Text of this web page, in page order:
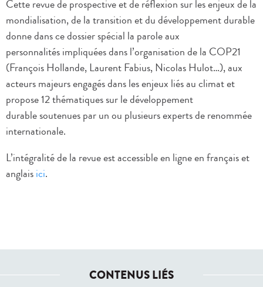
Cette revue de prospective et de réflexion sur les enjeux de la
mondialisation, de la transition et du développement durable
donne dans ce dossier spécial la parole aux
personnalités impliquées dans l’organisation de la COP21
(François Hollande, Laurent Fabius, Nicolas Hulot…), aux
acteurs majeurs engagés dans les enjeux liés au climat et
propose 12 thématiques sur le développement
durable soutenues par un ou plusieurs experts de renommée
internationale.
L’intégralité de la revue est accessible en ligne en français et
anglaisici.
CONTENUS LIÉS